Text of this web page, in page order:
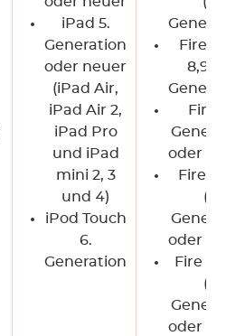
iPad 5.
Generation
oder neuer
(iPad Air,
iPad Air 2,
iPad Pro
und iPad
mini 2, 3
und 4)
iPod Touch
6.
Generation
Fire
8,9"
Fire
oder
Fire
(5.
oder
Fire
(5.
oder